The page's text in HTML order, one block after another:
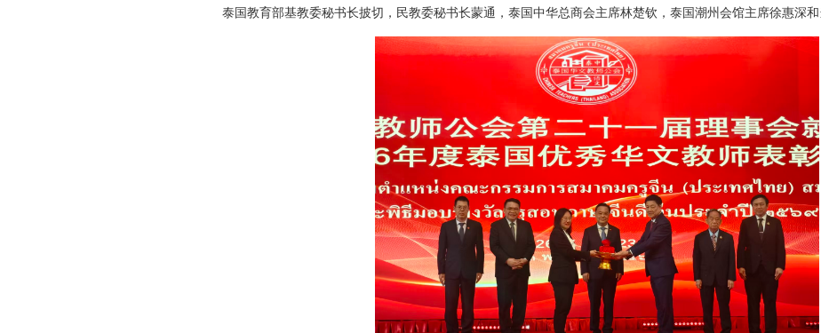
泰国教育部基教委秘书长披切，民教委秘书长蒙通，泰国中华总商会主席林楚钦，泰国潮州会馆主席徐惠深和